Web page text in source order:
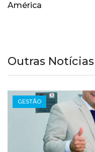
América
Outras Notícias
GESTÃO